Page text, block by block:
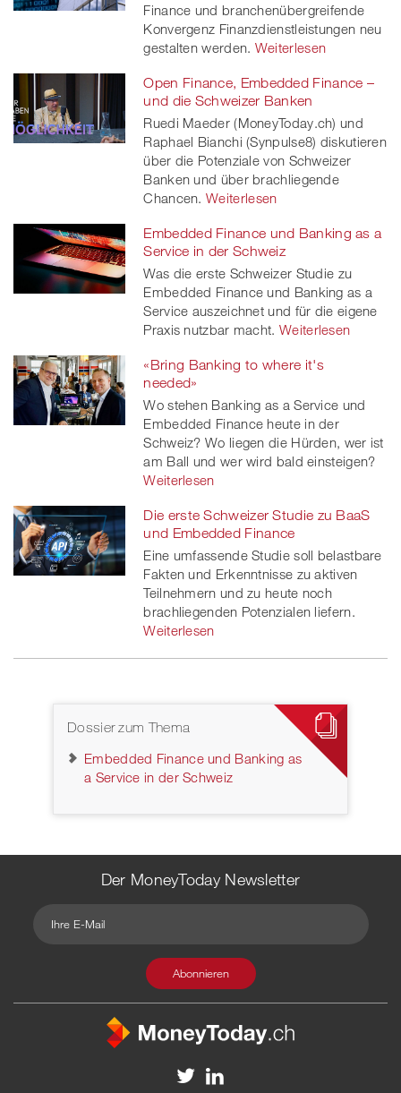
Finance und branchenübergreifende
Konvergenz Finanzdienstleistungen neu
gestalten werden. Weiterlesen
Open Finance, Embedded Finance –
und die Schweizer Banken
Ruedi Maeder (MoneyToday.ch) und
Raphael Bianchi (Synpulse8) diskutieren
über die Potenziale von Schweizer
Banken und über brachliegende
Chancen. Weiterlesen
Embedded Finance und Banking as a
Service in der Schweiz
Was die erste Schweizer Studie zu
Embedded Finance und Banking as a
Service auszeichnet und für die eigene
Praxis nutzbar macht. Weiterlesen
«Bring Banking to where it's
needed»
Wo stehen Banking as a Service und
Embedded Finance heute in der
Schweiz? Wo liegen die Hürden, wer ist
am Ball und wer wird bald einsteigen?
Weiterlesen
Die erste Schweizer Studie zu BaaS
und Embedded Finance
Eine umfassende Studie soll belastbare
Fakten und Erkenntnisse zu aktiven
Teilnehmern und zu heute noch
brachliegenden Potenzialen liefern.
Weiterlesen
Dossier zum Thema
Embedded Finance und Banking as
a Service in der Schweiz
Der MoneyToday Newsletter